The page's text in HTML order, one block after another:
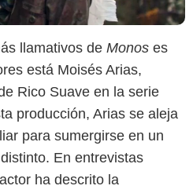
llamativos de Monos es
está Moisés Arias,
Rico Suave en la serie
producción, Arias se aleja
para sumergirse en un
En entrevistas
ha descrito la
en Español